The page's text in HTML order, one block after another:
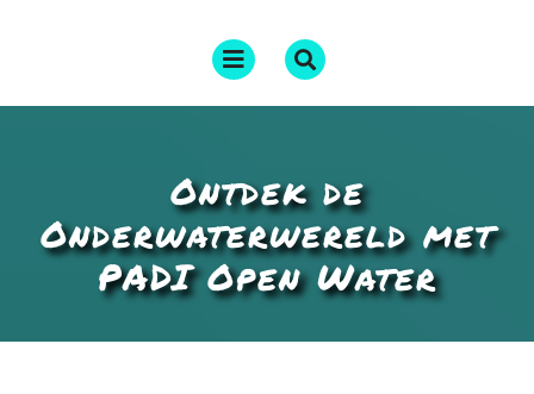
Menu
openen
Ontdek de
Onderwaterwereld met
PADI Open Water